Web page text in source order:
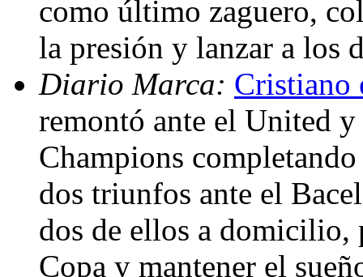
como último zaguero,
la presión y lanzar a
Diario Marca: Cristiano
remontó ante el United
Champions
dos triunfos ante el
dos de ellos a domicilio,
Copa y mantener el